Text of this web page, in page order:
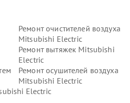
Ремонт очистителей воздуха
Mitsubishi Electric
Ремонт вытяжек Mitsubishi
Electric
Ремонт осушителей воздуха
Mitsubishi Electric
Electric